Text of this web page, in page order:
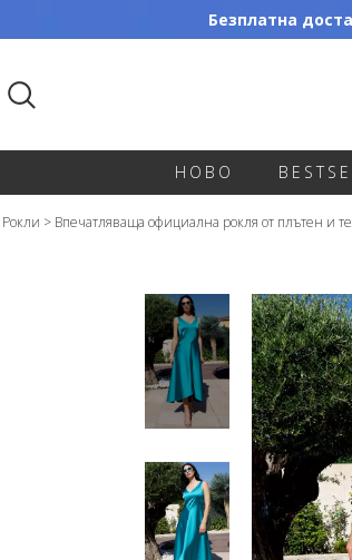
Безплатна
НОВО
Рокли > Впечатляваща официална рокля от плътен и